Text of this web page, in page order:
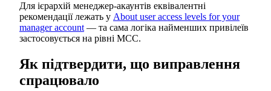
Для ієрархій менеджер-акаунтів еквівалентні
рекомендації лежать у About user access levels for your
manager account— та сама логіка найменших привілеїв
застосовується на рівні MCC.
Як підтвердити, що виправлення
спрацювало